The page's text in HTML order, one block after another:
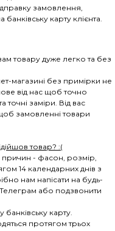
замовлення,
карту клієнта.
товару дуже легко та без
магазині без примірки не
від нас щоб точно
заміри. Від вас
замовленні товари
товар? :(
причин - фасон, розмір,
14 календарних днів з
нам напісати на будь-
або подзвонити
карту.
протягом трьох